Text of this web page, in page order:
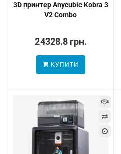
3D принтер Anycubic Kobra 3
V2 Combo
24328.8 грн.
КУПИТИ